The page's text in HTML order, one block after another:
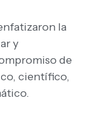
la
y
de
científico,